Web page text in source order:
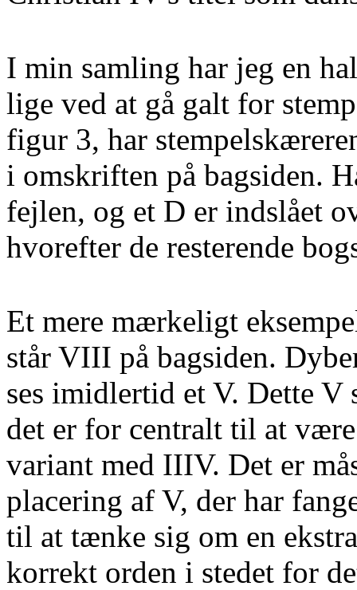
I min samling har jeg en
lige ved at gå galt for
figur 3, har
i omskriften på bagsiden.
fejlen, og et D er indslået
hvorefter de resterende
Et mere mærkeligt
står VIII på bagsiden.
ses imidlertid et V. Dette
det er for centralt til at
variant med IIIV. Det er
placering af V, der har
til at tænke sig om en
korrekt orden i stedet for